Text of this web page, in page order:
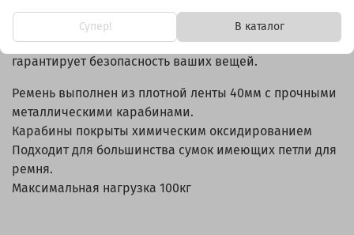
фиксируют ремень и защищены от коррозии.
Способен выдерживать нагрузку до 100 кг, что
гарантирует безопасность ваших вещей.
Ремень выполнен из плотной ленты 40мм с прочными
металлическими карабинами.
Карабины покрыты химическим оксидированием
Подходит для большинства сумок имеющих петли для
ремня.
Максимальная нагрузка 100кг
Супер! В каталог